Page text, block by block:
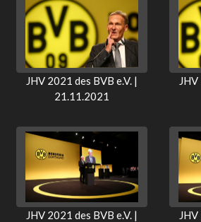
JHV 2021 des BVB e.V. |
21.11.2021
JHV 2021 des BVB e.V. |